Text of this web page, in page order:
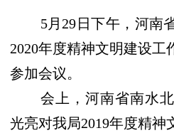
5月 29 日下午，河南
2020年度精神文明建设工
参加会议。
会上，河南省南水
光亮对我局2019年度精神